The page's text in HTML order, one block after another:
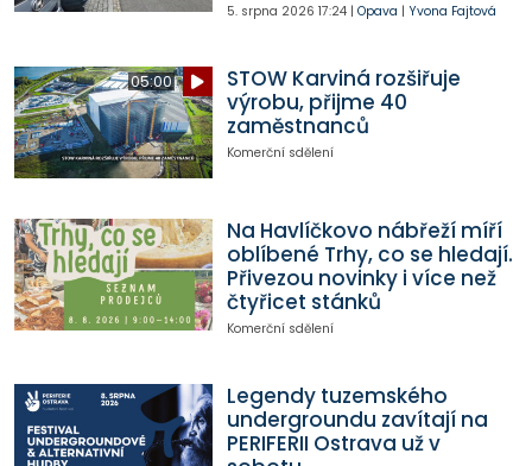
5. srpna 2026 17:24| Opava | Yvona Fajtová
05:00
STOW Karviná rozšiřuje
výrobu, přijme 40
zaměstnanců
Komerční sdělení
Na Havlíčkovo nábřeží míří
oblíbené Trhy, co se hledají.
Přivezou novinky i více než
čtyřicet stánků
Komerční sdělení
Legendy tuzemského
undergroundu zavítají na
PERIFERII Ostrava už v